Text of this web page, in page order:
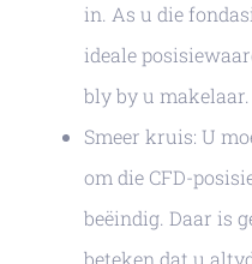
in. As u die
ideale
bly by u makelaar.
Smeer kruis: U
om die CFD-
beëindig. Daar is
beteken dat u